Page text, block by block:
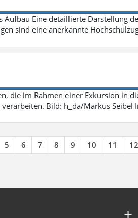
Aufbau Eine detaillierte Darstellung
sind eine anerkannte
die im Rahmen einer Exkursion in
Bild: h_da/Markus Seibel
5 6 7 8 9 10 11 12